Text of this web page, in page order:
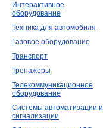
Интерактивное
оборудование
Техника для автомобиля
Газовое оборудование
Транспорт
Тренажеры
Телекоммуникационное
оборудование
Системы автоматизации и
сигнализации